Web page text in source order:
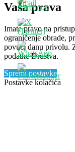
Vaša prava
Imate pravo na
ograničenje obrade,
povući danu privolu.
podatke Društva.
Spremi postavke
Postavke kolačića